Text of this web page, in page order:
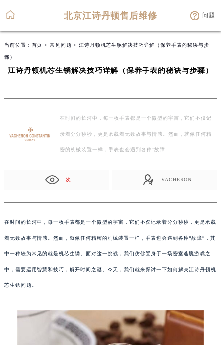
北京江诗丹顿售后维修 问题
当前位置： 首页 > 常见问题 > 江诗丹顿机芯生锈解决技巧详解（保养手表的秘诀与步
骤）
江诗丹顿机芯生锈解决技巧详解（保养手表的秘诀与步骤）
在时间的长河中，每一枚手表都是一个微型的宇宙，它们不仅记
录着分分秒秒，更是承载着无数故事与情感。然而，就像任何精
密的机械装置一样，手表也会遇到各种“故障…
次 VACHERON
在时间的长河中，每一枚手表都是一个微型的宇宙，它们不仅记录着分分秒秒，更是承载
着无数故事与情感。然而，就像任何精密的机械装置一样，手表也会遇到各种“故障”，其
中一种较为常见的就是机芯生锈。面对这一挑战，我们仿佛置身于一场密室逃脱游戏之
中，需要运用智慧和技巧，解开时间之谜。今天，我们就来探讨一下如何解决江诗丹顿机
芯生锈问题。